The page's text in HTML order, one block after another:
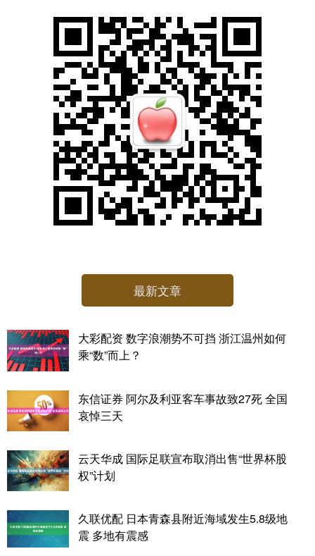
最新文章
大彩配资 数字浪潮势不可挡 浙江温州如何
乘“数”而上？
东信证券 阿尔及利亚客车事故致27死 全国
哀悼三天
云天华成 国际足联宣布取消出售“世界杯股
权”计划
久联优配 日本青森县附近海域发生5.8级地
震 多地有震感